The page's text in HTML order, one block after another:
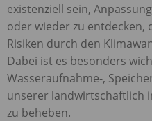
existenziell sein,
oder wieder zu entdecken,
Risiken durch den
Dabei ist es besonders
Wasseraufnahme-,
unserer landwirtschaftlich
zu beheben.